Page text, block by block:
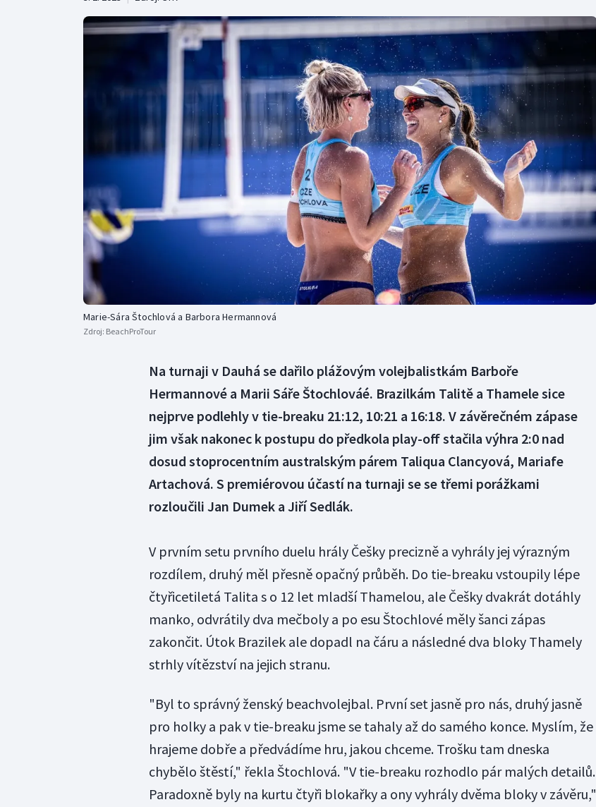
Dostihy
Florbal
Futsal
Golf
Gymnastika
Motorsport
Olympijské hry
Parasport
Plavání
Plážový volejbal
Veslování
Vodní slalom
Volejbal
Ostatní
Marie-Sára Štochlová a Barbora Hermannová
Zdroj: BeachProTour
Na turnaji v Dauhá se dařilo plážovým volejbalistkám Barboře
Hermannové a Marii Sáře Štochlováé. Brazilkám Talitě a Thamele sice
nejprve podlehly v tie-breaku 21:12, 10:21 a 16:18. V závěrečném zápase
jim však nakonec k postupu do předkola play-off stačila výhra 2:0 nad
dosud stoprocentním australským párem Taliqua Clancyová, Mariafe
Artachová. S premiérovou účastí na turnaji se se třemi porážkami
rozloučili Jan Dumek a Jiří Sedlák.
V prvním setu prvního duelu hrály Češky precizně a vyhrály jej výrazným
rozdílem, druhý měl přesně opačný průběh. Do tie-breaku vstoupily lépe
čtyřicetiletá Talita s o 12 let mladší Thamelou, ale Češky dvakrát dotáhly
manko, odvrátily dva mečboly a po esu Štochlové měly šanci zápas
zakončit. Útok Brazilek ale dopadl na čáru a následné dva bloky Thamely
strhly vítězství na jejich stranu.
"Byl to správný ženský beachvolejbal. První set jasně pro nás, druhý jasně
pro holky a pak v tie-breaku jsme se tahaly až do samého konce. Myslím, že
hrajeme dobře a předvádíme hru, jakou chceme. Trošku tam dneska
chybělo štěstí," řekla Štochlová. "V tie-breaku rozhodlo pár malých detailů.
Paradoxně byly na kurtu čtyři blokařky a ony vyhrály dvěma bloky v závěru,"